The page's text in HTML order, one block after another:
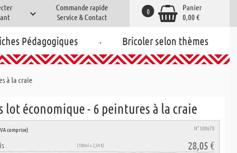
Commande rapide
Service & Contact
Panier
0,00 €
0
Pédagogiques . Bricoler selon thèmes
à la craie
lot économique - 6 peintures à la craie
comprise) N° 500670
(100ml = 2,34 €) 28,05 €